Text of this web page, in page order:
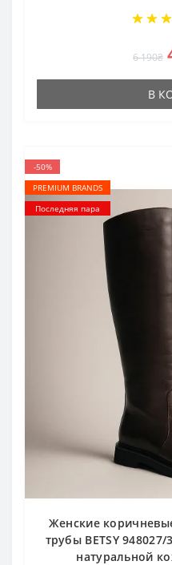
6 190₴
В
-50%
PREMIUM BRANDS
Последняя пара
Женские
трубы BETSY
натуральной